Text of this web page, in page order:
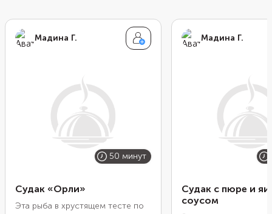
Мадина Г.
50 минут
Судак «Орли»
Эта рыба в хрустящем тесте по
Мадина Г.
Судак с пюре и
соусом